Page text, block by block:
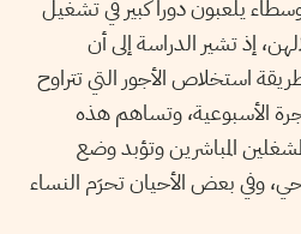
يلعبون دورا كبير في تشغيل
إذ تشير الدراسة إلى أن
استخلاص الأجور التي تتراوح
الأسبوعية، وتساهم هذه
المباشرين وتؤبد وضع
وفي بعض الأحيان تحرَم النساء